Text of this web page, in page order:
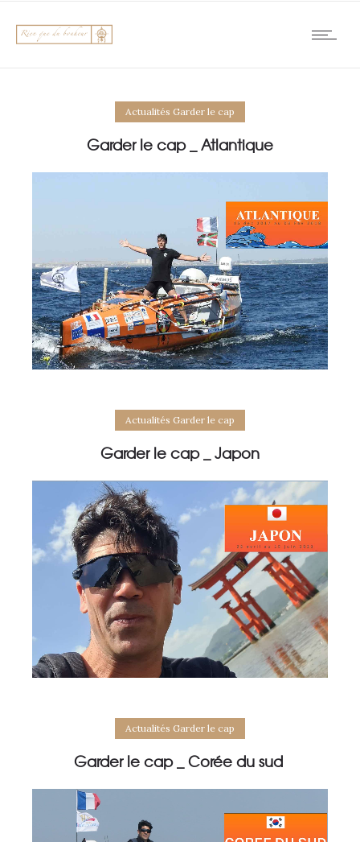
Actualités Garder le cap
Garder le cap _ Atlantique
Actualités Garder le cap
Garder le cap _ Japon
Actualités Garder le cap
Garder le cap _ Corée du sud